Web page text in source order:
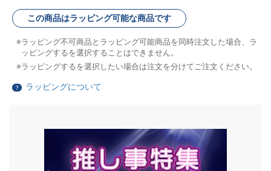
この商品はラッピング可能な商品です
ラッピング不可商品とラッピング可能商品を同時注文した場合、ラ
ッピングするを選択することはできません。
ラッピングするを選択したい場合は注文を分けてご注文ください。
？ ラッピングについて